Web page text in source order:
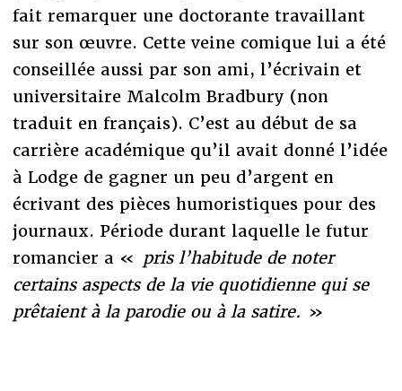
fait remarquer une doctorante travaillant
sur son œuvre. Cette veine comique lui a été
conseillée aussi par son ami, l’écrivain et
universitaire Malcolm Bradbury (non
traduit en français). C’est au début de sa
carrière académique qu’il avait donné l’idée
à Lodge de gagner un peu d’argent en
écrivant des pièces humoristiques pour des
journaux. Période durant laquelle le futur
romancier a « pris l’habitude de noter
certains aspects de la vie quotidienne qui se
prêtaient à la parodie ou à la satire. »